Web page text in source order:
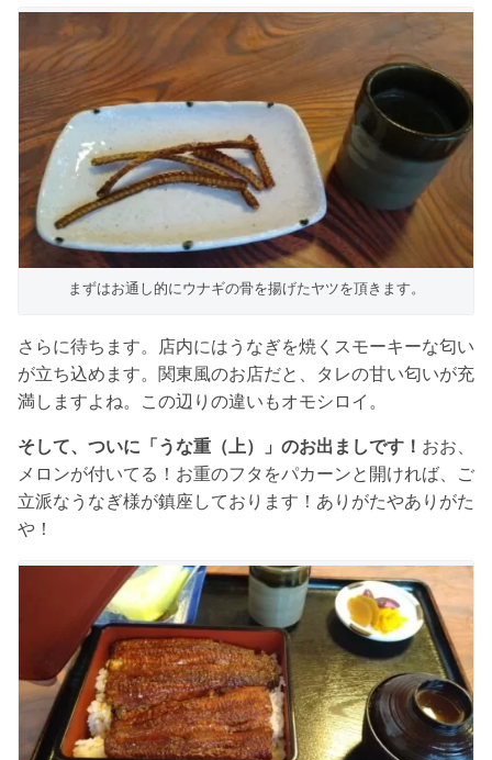
まずはお通し的にウナギの骨を揚げたヤツを頂きます。
さらに待ちます。店内にはうなぎを焼くスモーキーな匂い
が立ち込めます。関東風のお店だと、タレの甘い匂いが充
満しますよね。この辺りの違いもオモシロイ。
そして、ついに「うな重（上）」のお出ましです！ おお、
メロンが付いてる！お重のフタをパカーンと開ければ、ご
立派なうなぎ様が鎮座しております！ありがたやありがた
や！